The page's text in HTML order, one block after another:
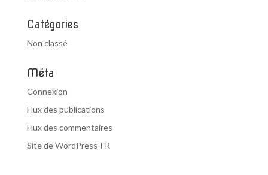
Catégories
Non classé
Méta
Connexion
Flux des publications
Flux des commentaires
Site de WordPress-FR